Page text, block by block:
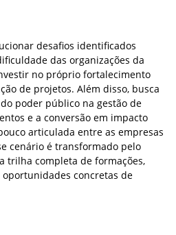
desafios identificados
das organizações da
no próprio fortalecimento
de projetos. Além disso, busca
poder público na gestão de
e a conversão em impacto
articulada entre as empresas
cenário é transformado pelo
trilha completa de formações,
concretas de